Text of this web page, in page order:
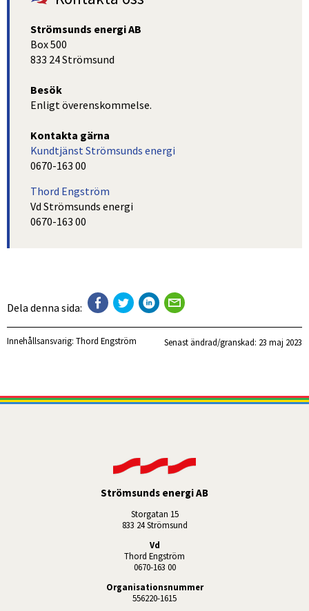
Strömsunds energi AB
Box 500
833 24 Strömsund
Besök
Enligt överenskommelse.
Kontakta gärna
Kundtjänst Strömsunds energi
0670-163 00
Thord Engström
Vd Strömsunds energi
0670-163 00
Dela denna sida:
Innehållsansvarig: Thord Engström Senast ändrad/granskad: 23 maj 2023
Strömsunds energi AB
Storgatan 15
833 24 Strömsund
Vd
Thord Engström
0670-163 00
Organisationsnummer
556220-1615